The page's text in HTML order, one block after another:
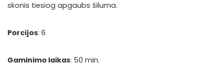
skonis tiesiog apgaubs šiluma.
Porcijos: 6
Gaminimo laikas: 50 min.